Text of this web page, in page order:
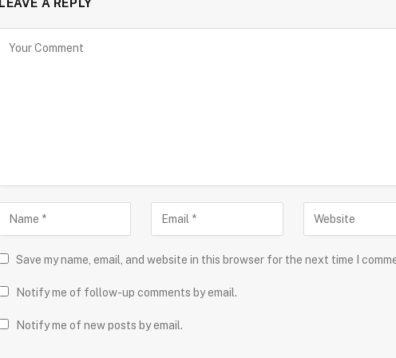
Save my name, email, and website in this browser for the next time I
Notify me of follow-up comments by email.
Notify me of new posts by email.